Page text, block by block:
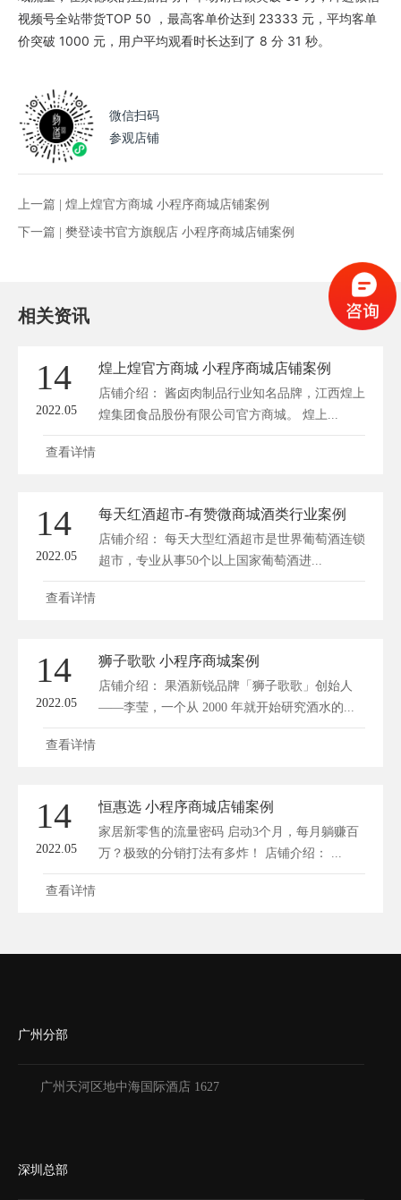
视频号全站带货TOP 50 ，最高客单价达到 23333 元，平均客单
价突破 1000 元，用户平均观看时长达到了 8 分 31 秒。
微信扫码
参观店铺
上一篇 | 煌上煌官方商城 小程序商城店铺案例
下一篇 | 樊登读书官方旗舰店 小程序商城店铺案例
相关资讯
14
2022.05
煌上煌官方商城 小程序商城店铺案例
店铺介绍： 酱卤肉制品行业知名品牌，江西煌上
煌集团食品股份有限公司官方商城。 煌上...
查看详情
14
2022.05
每天红酒超市-有赞微商城酒类行业案例
店铺介绍： 每天大型红酒超市是世界葡萄酒连锁
超市，专业从事50个以上国家葡萄酒进...
查看详情
14
2022.05
狮子歌歌 小程序商城案例
店铺介绍： 果酒新锐品牌「狮子歌歌」创始人
——李莹，一个从 2000 年就开始研究酒水的...
查看详情
14
2022.05
恒惠选 小程序商城店铺案例
家居新零售的流量密码 启动3个月，每月躺赚百
万？极致的分销打法有多炸！ 店铺介绍： ...
查看详情
广州分部
广州天河区地中海国际酒店 1627
深圳总部